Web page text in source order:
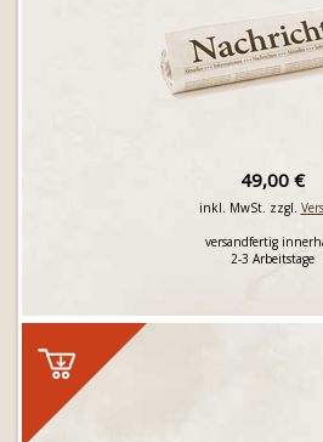
49,00 €
inkl. MwSt. zzgl.
versandfertig
2-3 Arbeitstage